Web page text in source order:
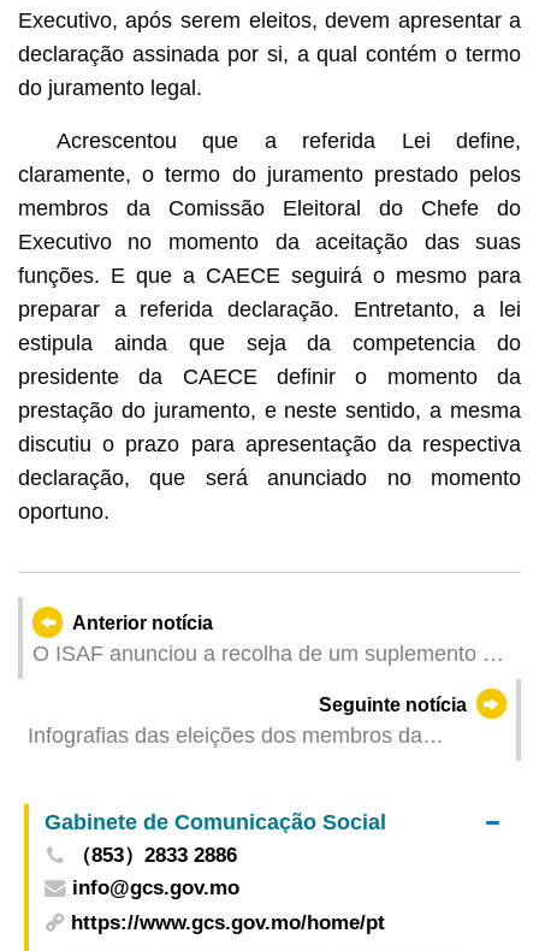
Executivo, após serem eleitos, devem apresentar a
declaração assinada por si, a qual contém o termo
do juramento legal.
Acrescentou que a referida Lei define,
claramente, o termo do juramento prestado pelos
membros da Comissão Eleitoral do Chefe do
Executivo no momento da aceitação das suas
funções. E que a CAECE seguirá o mesmo para
preparar a referida declaração. Entretanto, a lei
estipula ainda que seja da competencia do
presidente da CAECE definir o momento da
prestação do juramento, e neste sentido, a mesma
discutiu o prazo para apresentação da respectiva
declaração, que será anunciado no momento
oportuno.
Anterior notícia
O ISAF anunciou a recolha de um suplemento de
Seguinte notícia
Infografias das eleições dos membros da
Gabinete de Comunicação Social
（853）2833 2886
info@gcs.gov.mo
https://www.gcs.gov.mo/home/pt